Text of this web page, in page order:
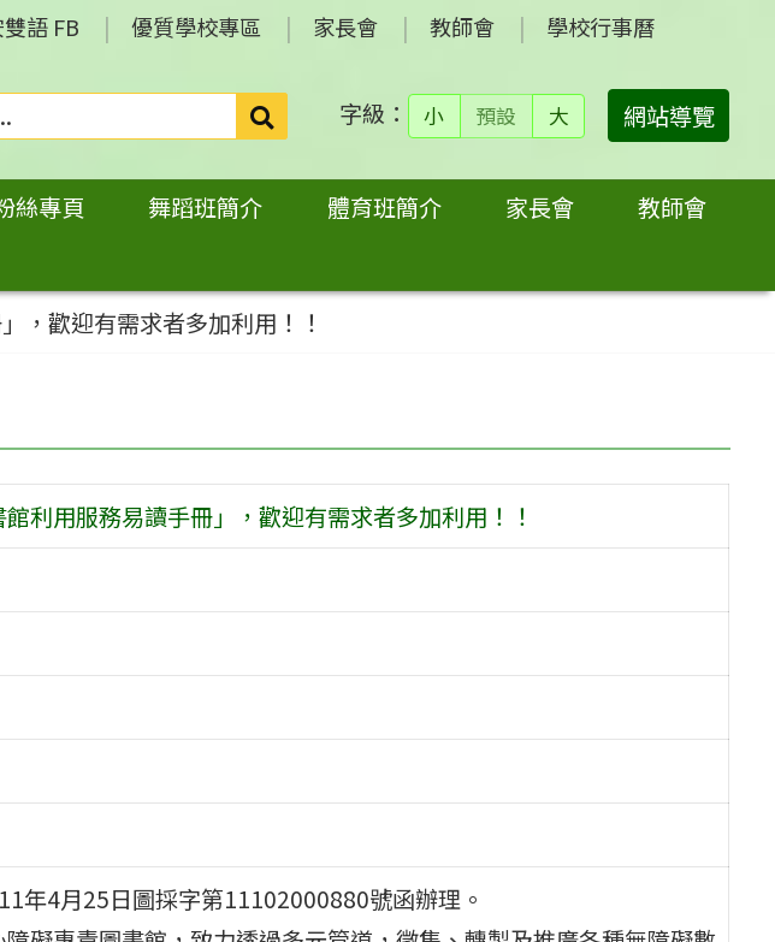
語 FB 優質學校專區 家長會 教師會 學校行事曆
搜
尋：
字級： 小 預設 大 網站導覽
絲專頁 舞蹈班簡介 體育班簡介 家長會
教師會
，歡迎有需求者多加利用！！
利用服務易讀手冊」，歡迎有需求者多加利用！！
年4月25日圖採字第11102000880號函辦理。